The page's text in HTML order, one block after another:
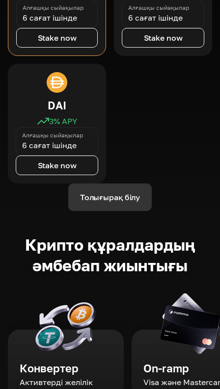
Алғашқы сыйақылар
6 сағат ішінде
Stake now
Алғашқы сыйақылар
6 сағат ішінде
Stake now
DAI
3% APY
Алғашқы сыйақылар
6 сағат ішінде
Stake now
Толығырақ білу
Крипто құралдардың
әмбебап жиынтығы
Конвертер
Активтерді желілік
On-ramp
Visa және